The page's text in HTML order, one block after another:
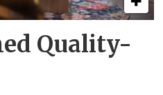
Quality-